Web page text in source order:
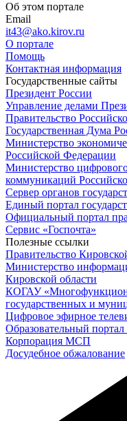
Об этом портале
Email
it43@ako.kirov.ru
О портале
Помощь
Контактная информация
Государственные сайты
Президент России
Управление делами
Правительство
Государственная Дума
Министерство
Российской Федерации
Министерство
коммуникаций
Сервер органов
Единый портал
Официальный портал
Cервис «Госпочта»
Полезные ссылки
Правительство
Министерство
Кировской области
КОГАУ
государственных и
Цифровое эфирное
Образовательный
Корпорация МСП
Досудебное обжалование